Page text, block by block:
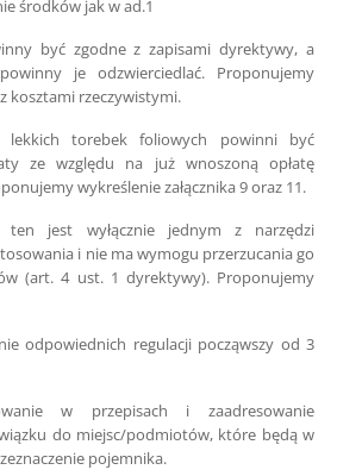
środków jak w ad.1
być zgodne z zapisami dyrektywy, a
je odzwierciedlać. Proponujemy
kosztami rzeczywistymi.
lekkich torebek foliowych powinni być
ze względu na już wnoszoną opłatę
wykreślenie załącznika 9 oraz 11.
ten jest wyłącznie jednym z narzędzi
i nie ma wymogu przerzucania go
(art. 4 ust. 1 dyrektywy). Proponujemy
odpowiednich regulacji począwszy od 3
w przepisach i zaadresowanie
do miejsc/podmiotów, które będą w
pojemnika.